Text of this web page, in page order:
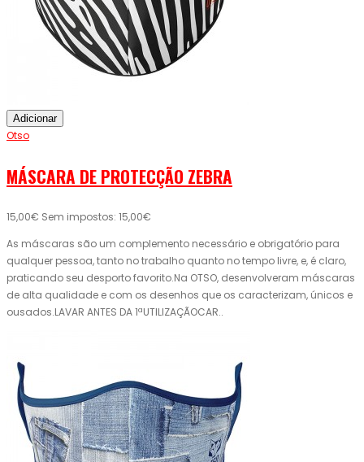
Adicionar
Otso
MÁSCARA DE PROTECÇÃO ZEBRA
15,00€ Sem impostos: 15,00€
As máscaras são um complemento necessário e obrigatório para
qualquer pessoa, tanto no trabalho quanto no tempo livre, e, é claro,
praticando seu desporto favorito.Na OTSO, desenvolveram máscaras
de alta qualidade e com os desenhos que os caracterizam, únicos e
ousados.LAVAR ANTES DA 1ªUTILIZAÇÃOCAR..